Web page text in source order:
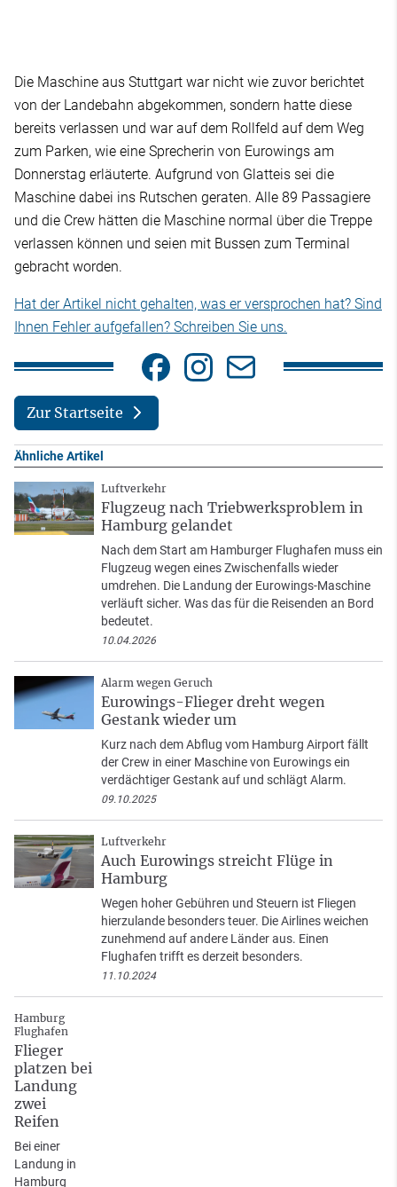
Die Maschine aus Stuttgart war nicht wie zuvor berichtet
von der Landebahn abgekommen, sondern hatte diese
bereits verlassen und war auf dem Rollfeld auf dem Weg
zum Parken, wie eine Sprecherin von Eurowings am
Donnerstag erläuterte. Aufgrund von Glatteis sei die
Maschine dabei ins Rutschen geraten. Alle 89 Passagiere
und die Crew hätten die Maschine normal über die Treppe
verlassen können und seien mit Bussen zum Terminal
gebracht worden.
Hat der Artikel nicht gehalten, was er versprochen hat? Sind
Ihnen Fehler aufgefallen? Schreiben Sie uns.
Zur Startseite
Ähnliche Artikel
Luftverkehr
Flugzeug nach Triebwerksproblem in
Hamburg gelandet
Nach dem Start am Hamburger Flughafen muss ein
Flugzeug wegen eines Zwischenfalls wieder
umdrehen. Die Landung der Eurowings-Maschine
verläuft sicher. Was das für die Reisenden an Bord
bedeutet.
10.04.2026
Alarm wegen Geruch
Eurowings-Flieger dreht wegen
Gestank wieder um
Kurz nach dem Abflug vom Hamburg Airport fällt
der Crew in einer Maschine von Eurowings ein
verdächtiger Gestank auf und schlägt Alarm.
09.10.2025
Luftverkehr
Auch Eurowings streicht Flüge in
Hamburg
Wegen hoher Gebühren und Steuern ist Fliegen
hierzulande besonders teuer. Die Airlines weichen
zunehmend auf andere Länder aus. Einen
Flughafen trifft es derzeit besonders.
11.10.2024
Hamburg
Flughafen
Flieger
platzen bei
Landung
zwei
Reifen
Bei einer
Landung in
Hamburg